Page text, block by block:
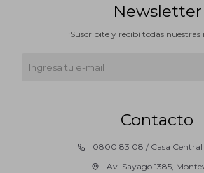
Contacto
0800 83 08 / Casa Central
Av. Sayago 1385,
Newsletter
¡Suscribite y recibí todas nuestras